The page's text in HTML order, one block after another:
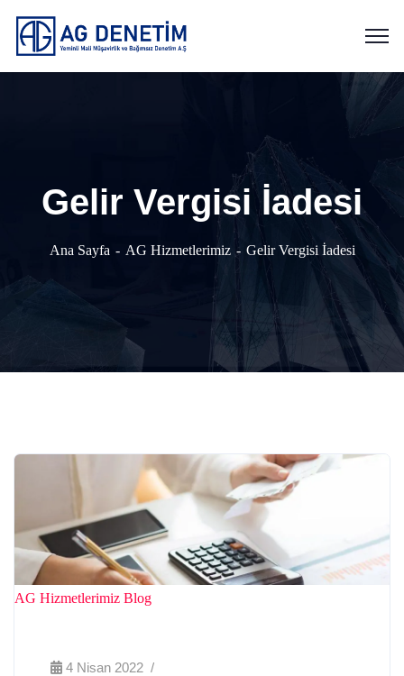
Gelir Vergisi İadesi
Ana Sayfa AG Hizmetlerimiz Gelir Vergisi İadesi
AG Hizmetlerimiz Blog
4 Nisan 2022